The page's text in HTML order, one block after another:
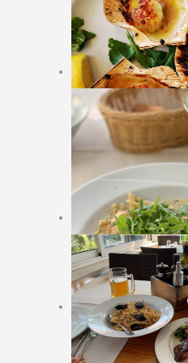
Sajt rezervacija